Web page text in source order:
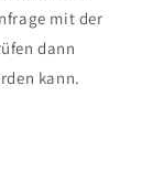
mit der
dann
kann.